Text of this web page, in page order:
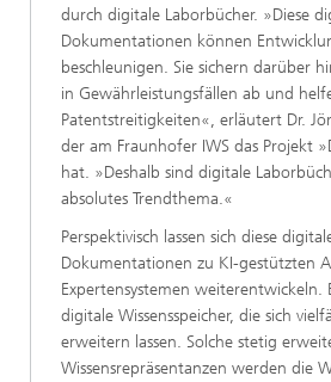
durch digitale Laborbücher. »Diese
Dokumentationen können
beschleunigen. Sie sichern darüber
in Gewährleistungsfällen ab und
Patentstreitigkeiten«, erläutert Dr.
der am Fraunhofer IWS das Projekt
hat. »Deshalb sind digitale
absolutes Trendthema.«
Perspektivisch lassen sich diese
Dokumentationen zu KI-gestützten
Expertensystemen weiterentwickeln.
digitale Wissensspeicher, die sich
erweitern lassen. Solche stetig
Wissensrepräsentanzen werden die